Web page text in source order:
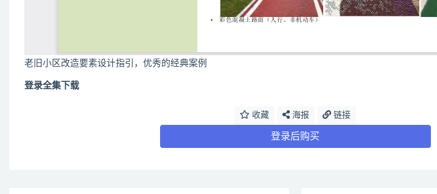
老旧小区改造要素设计指引，优秀的经典案例
登录全集下载
收藏 海报 链接
登录后购买